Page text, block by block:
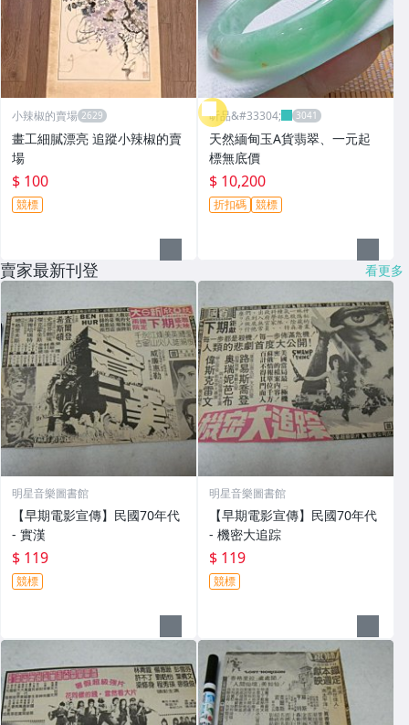
小辣椒的賣場
畫工細膩漂亮 追蹤小辣椒的賣
場
$ 100
競標
昕品&#33304;
天然緬甸玉A貨翡翠、一元起
標無底價
$ 10,200
折扣碼 競標
賣家最新刊登 看更多
明星音樂圖書館
【早期電影宣傳】民國70年代
- 實漢
$ 119
競標
明星音樂圖書館
【早期電影宣傳】民國70年代
- 機密大追踪
$ 119
競標